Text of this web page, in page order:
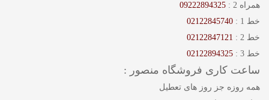
همراه 2 :
09222894325
خط 1 :
02122845740
خط 2 :
02122847121
خط 3 :
02122894325
ساعت کاری فروشگاه منصور :
همه روزه جز روز های تعطیل